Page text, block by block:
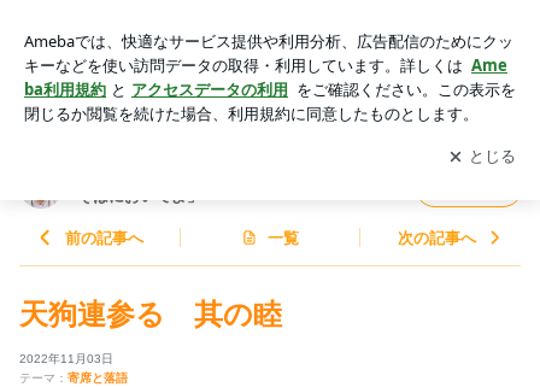
介のそばにおいでよ」Powered by Ameba
アプリをダウンロードして ブログの更新通知
を受け取りまし
ょう。
開く
そばにおいでよ」
前の記事へ 一覧 次の記事へ
天狗連参る 其の睦
2022年11月03日
テーマ： 寄席と落語